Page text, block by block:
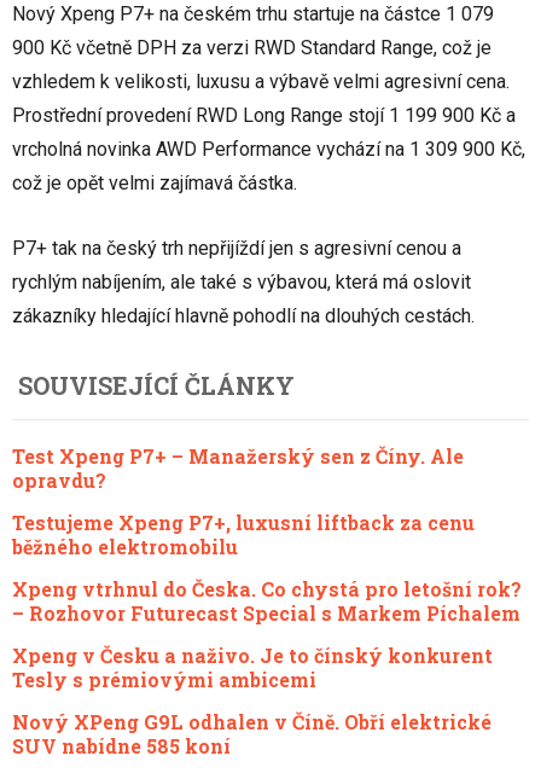
Nový Xpeng P7+ na českém trhu startuje na částce 1 079
900 Kč včetně DPH za verzi RWD Standard Range, což je
vzhledem k velikosti, luxusu a výbavě velmi agresivní cena.
Prostřední provedení RWD Long Range stojí 1 199 900 Kč a
vrcholná novinka AWD Performance vychází na 1 309 900 Kč,
což je opět velmi zajímavá částka.
P7+ tak na český trh nepřijíždí jen s agresivní cenou a
rychlým nabíjením, ale také s výbavou, která má oslovit
zákazníky hledající hlavně pohodlí na dlouhých cestách.
SOUVISEJÍCÍ ČLÁNKY
Test Xpeng P7+ – Manažerský sen z Číny. Ale
opravdu?
Testujeme Xpeng P7+, luxusní liftback za cenu
běžného elektromobilu
Xpeng vtrhnul do Česka. Co chystá pro letošní rok?
– Rozhovor Futurecast Special s Markem Píchalem
Xpeng v Česku a naživo. Je to čínský konkurent
Tesly s prémiovými ambicemi
Nový XPeng G9L odhalen v Číně. Obří elektrické
SUV nabídne 585 koní